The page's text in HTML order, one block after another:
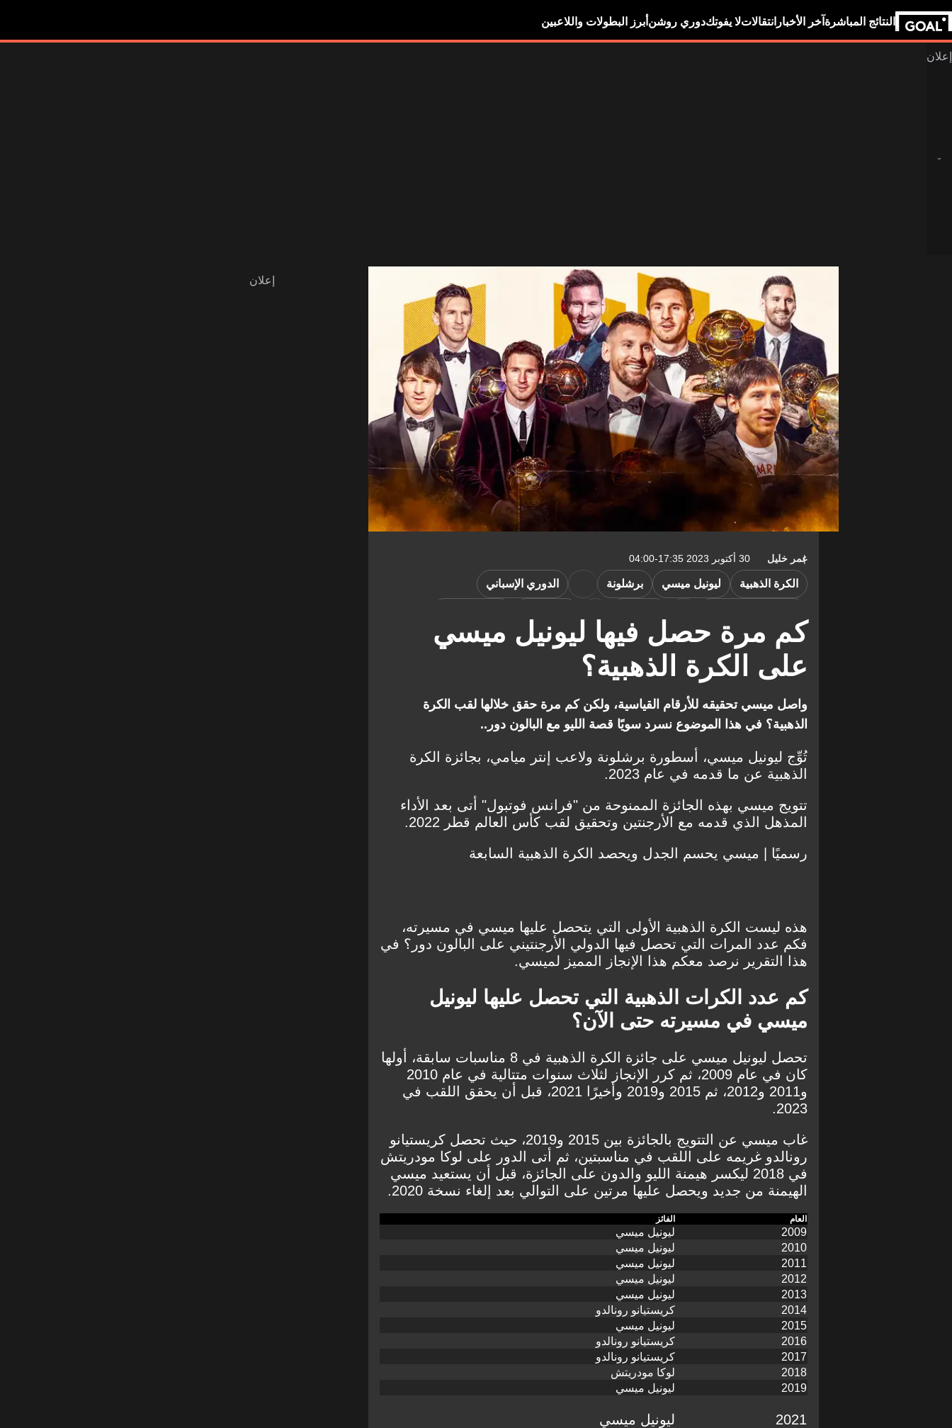
النتائج المباشرة آخر الأخبار انتقالاتلا يفوتكدوري روشن أبرز البطولات واللاعبين
عمر خليل 30 أكتوبر 2023 17:35-04:00
كم مرة حصل فيها ليونيل ميسي
على الكرة الذهبية؟
الكرة الذهبية ليونيل ميسي برشلونة الدوري الإسباني
واصل ميسي تحقيقه للأرقام القياسية، ولكن كم مرة حقق خلالها لقب الكرة
الذهبية؟ في هذا الموضوع نسرد سويًا قصة الليو مع البالون دور..
تُوِّج ليونيل ميسي، أسطورة برشلونة ولاعب إنتر ميامي، بجائزة الكرة
الذهبية عن ما قدمه في عام 2023.
تتويج ميسي بهذه الجائزة الممنوحة من "فرانس فوتبول" أتى بعد الأداء
المذهل الذي قدمه مع الأرجنتين وتحقيق لقب كأس العالم قطر 2022.
رسميًا | ميسي يحسم الجدل ويحصد الكرة الذهبية السابعة
هذه ليست الكرة الذهبية الأولى التي يتحصل عليها ميسي في مسيرته،
فكم عدد المرات التي تحصل فيها الدولي الأرجنتيني على البالون دور؟ في
هذا التقرير نرصد معكم هذا الإنجاز المميز لميسي.
كم عدد الكرات الذهبية التي تحصل عليها ليونيل
ميسي في مسيرته حتى الآن؟
تحصل ليونيل ميسي على جائزة الكرة الذهبية في 8 مناسبات سابقة، أولها
كان في عام 2009، ثم كرر الإنجاز لثلاث سنوات متتالية في عام 2010
و2011 و2012، ثم 2015 و2019 وأخيرًا 2021، قبل أن يحقق اللقب في
2023.
غاب ميسي عن التتويج بالجائزة بين 2015 و2019، حيث تحصل كريستيانو
رونالدو غريمه على اللقب في مناسبتين، ثم أتى الدور على لوكا مودريتش
في 2018 ليكسر هيمنة الليو والدون على الجائزة، قبل أن يستعيد ميسي
الهيمنة من جديد ويحصل عليها مرتين على التوالي بعد إلغاء نسخة 2020.
العام الفائز
2009
ليونيل ميسي
2010
ليونيل ميسي
2011
ليونيل ميسي
2012
ليونيل ميسي
2013
ليونيل ميسي
2014
كريستيانو رونالدو
2015
ليونيل ميسي
2016
كريستيانو رونالدو
2017
كريستيانو رونالدو
2018
لوكا مودريتش
2019
ليونيل ميسي
2021 ليونيل ميسي